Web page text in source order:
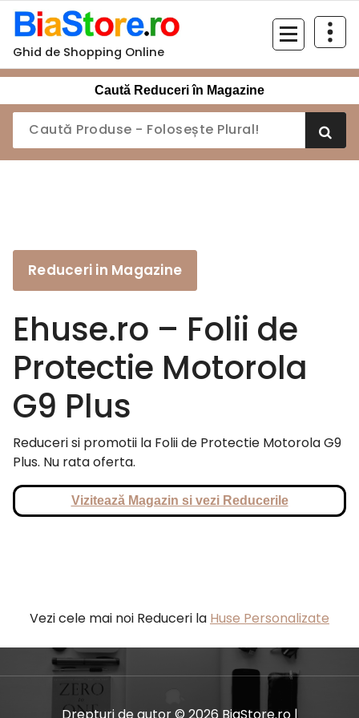
Sari
conținut
Ghid de Shopping Online
Caută Reduceri în Magazine
Reduceri in Magazine
Ehuse.ro – Folii de
Protectie Motorola
G9 Plus
Reduceri si promotii la Folii de Protectie Motorola G9
Plus. Nu rata oferta.
Vizitează Magazin si vezi Reducerile
Vezi cele mai noi Reduceri la Huse Personalizate